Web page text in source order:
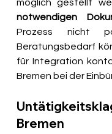
möglich gestellt
notwendigen
Prozess nicht
Beratungsbedarf
für Integration
Bremen bei der
Bremen